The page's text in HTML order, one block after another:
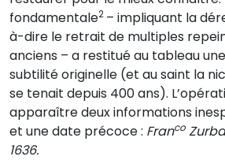
fondamentale2 – impliquant la
à-dire le retrait de multiples
anciens – a restitué au tableau
subtilité originelle (et au saint la
se tenait depuis 400 ans).
apparaître deux informations
et une date précoce : Franco
1636.